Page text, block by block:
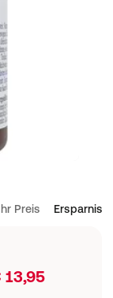
Preis Ersparnis
13,95